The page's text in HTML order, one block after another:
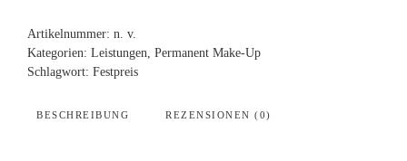
Artikelnummer: n. v.
Kategorien: Leistungen, Permanent Make-Up
Schlagwort: Festpreis
BESCHREIBUNG REZENSIONEN (0)